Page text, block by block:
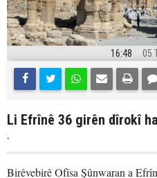
16:48 05
Li Efrînê 36 girên dîrokî
.
Birêvebirê Ofîsa Şûnwaran a